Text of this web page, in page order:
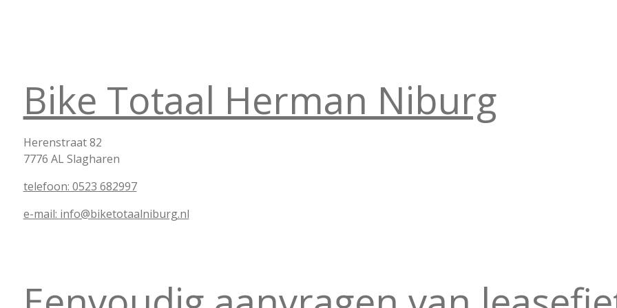
Bike Totaal Herman Niburg
Herenstraat 82
7776 AL Slagharen
telefoon: 0523 682997
e-mail: info@biketotaalniburg.nl